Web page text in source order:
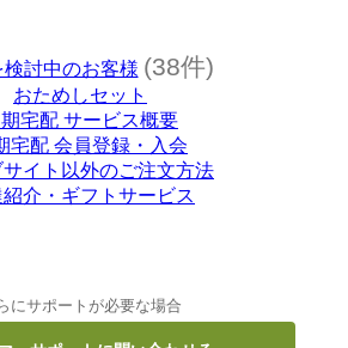
検討中のお客様 (38件)
おためしセット
宅配 サービス概要
宅配 会員登録・入会
サイト以外のご注文方法
介・ギフトサービス